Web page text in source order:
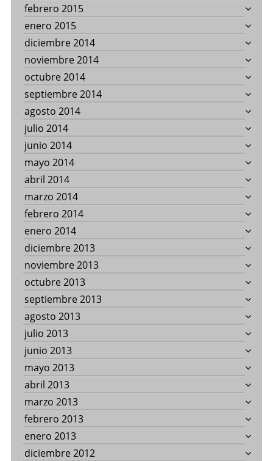
febrero 2015
enero 2015
diciembre 2014
noviembre 2014
octubre 2014
septiembre 2014
agosto 2014
julio 2014
junio 2014
mayo 2014
abril 2014
marzo 2014
febrero 2014
enero 2014
diciembre 2013
noviembre 2013
octubre 2013
septiembre 2013
agosto 2013
julio 2013
junio 2013
mayo 2013
abril 2013
marzo 2013
febrero 2013
enero 2013
diciembre 2012